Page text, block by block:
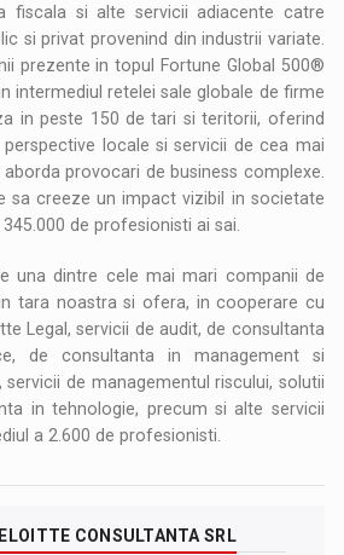
fiscala si alte servicii adiacente catre
si privat provenind din industrii variate.
prezente in topul Fortune Global 500®
intermediul retelei sale globale de firme
in peste 150 de tari si teritorii, oferind
locale si servicii de cea mai
provocari de business complexe.
sa creeze un impact vizibil in societate
de profesionisti ai sai.
una dintre cele mai mari companii de
tara noastra si ofera, in cooperare cu
Legal, servicii de audit, de consultanta
de consultanta in management si
de managementul riscului, solutii
in tehnologie, precum si alte servicii
a 2.600 de profesionisti.
CONSULTANTA SRL